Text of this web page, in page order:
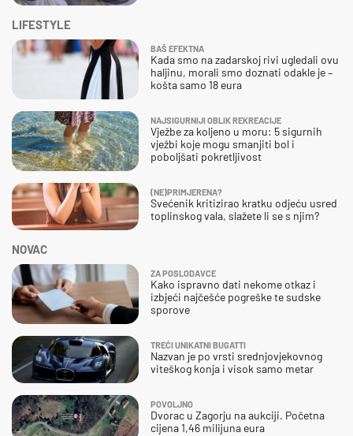
NOVAC
ZA POSLODAVCE
Kako ispravno dati nekome otkaz i
izbjeći najčešće pogreške te sudske
sporove
TREĆI UNIKATNI BUGATTI
Nazvan je po vrsti srednjovjekovnog
viteškog konja i visok samo metar
POVOLJNO
Dvorac u Zagorju na aukciji. Početna
cijena 1,46 milijuna eura
LIFESTYLE
BAŠ EFEKTNA
Kada smo na zadarskoj rivi ugledali ovu
haljinu, morali smo doznati odakle je –
košta samo 18 eura
NAJSIGURNIJI OBLIK REKREACIJE
Vježbe za koljeno u moru: 5 sigurnih
vježbi koje mogu smanjiti bol i
poboljšati pokretljivost
(NE)PRIMJERENA?
Svećenik kritizirao kratku odjeću usred
toplinskog vala, slažete li se s njim?